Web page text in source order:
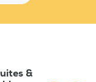
&